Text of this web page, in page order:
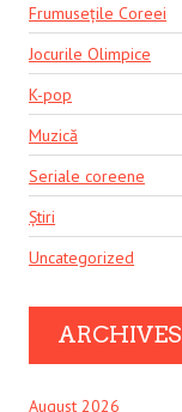
Frumusețile Coreei
Jocurile Olimpice
K-pop
Muzică
Seriale coreene
Știri
Uncategorized
ARCHIVES
August 2026